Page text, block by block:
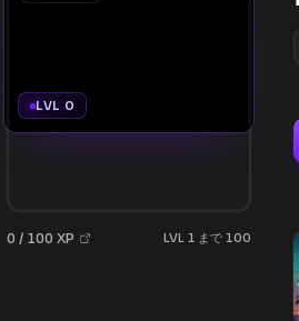
LVL 0
0 / 100 XP LVL 1 まで 100